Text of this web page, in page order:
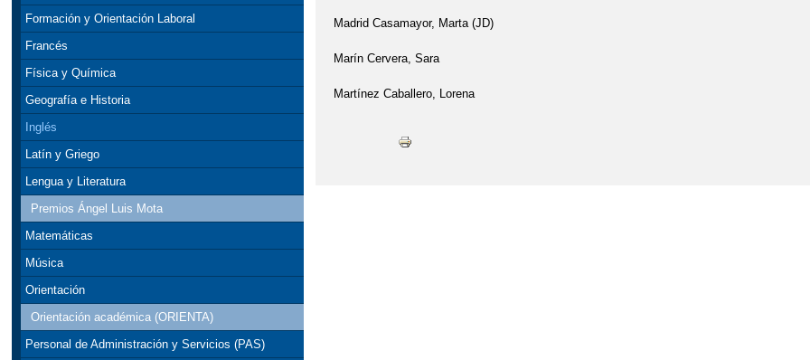
Formación y Orientación Laboral
Francés
Física y Química
Geografía e Historia
Inglés
Latín y Griego
Lengua y Literatura
Premios Ángel Luis Mota
Matemáticas
Música
Orientación
Orientación académica (ORIENTA)
Personal de Administración y Servicios (PAS)
Madrid Casamayor, Marta (JD)
Marín Cervera, Sara
Martínez Caballero, Lorena